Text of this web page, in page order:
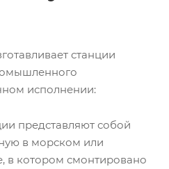
станции
исполнении:
представляют собой
в морском или
в котором смонтировано